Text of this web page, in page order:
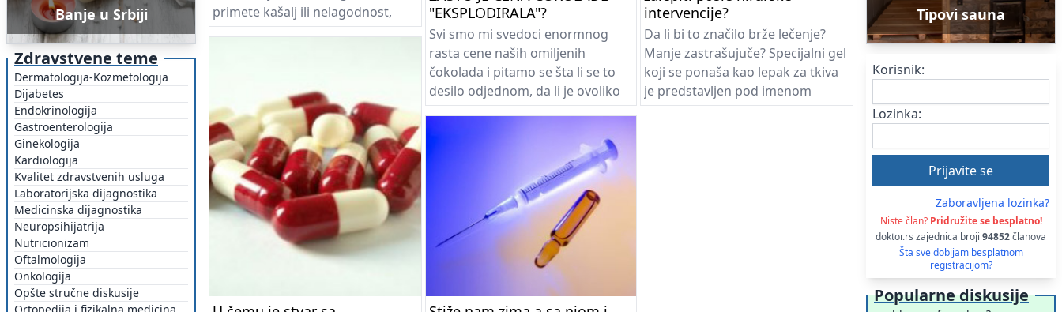
primete kašalj ili nelagodnost,
posebno zimi. Zagađenje vazduha
pokazuju da ono može imati
direktan uticaj na mozak.
Dugotrajno izlaganje sitnim
česticama prašine i zagađenja
povećava rizik od poremećaja
pamćenja i demencije.
"EKSPLODIRALA"?
Svi smo mi svedoci enormnog
rasta cene naših omiljenih
čokolada i pitamo se šta li se to
desilo odjednom, da li je ovoliko
poskupljenje zaista opravdano i
gde je razlog tolikom skoku cene?
Da li su cenu podigli prerađivači
kakao zrna, sami proizvođači
čokolada, “nezajažljivi” trgovci ili
je nešto sasvim treće u pitanju...?
intervencije?
Da li bi to značilo brže lečenje?
Manje zastrašujuče? Specijalni gel
koji se ponaša kao lepak za tkiva
je predstavljen pod imenom
"Body Glue". Takođe je poznat i
Banje u Srbiji
Zdravstvene teme
Dermatologija-Kozmetologija
Dijabetes
Endokrinologija
Gastroenterologija
Ginekologija
Kardiologija
Kvalitet zdravstvenih usluga
Laboratorijska dijagnostika
Medicinska dijagnostika
Neuropsihijatrija
Nutricionizam
Oftalmologija
Onkologija
Opšte stručne diskusije
Tipovi sauna
Korisnik:
Lozinka:
Zaboravljena lozinka?
Niste član? Pridružite se besplatno!
doktor.rs zajednica broji 94852članova
Šta sve dobijam besplatnom
registracijom?
Popularne diskusije